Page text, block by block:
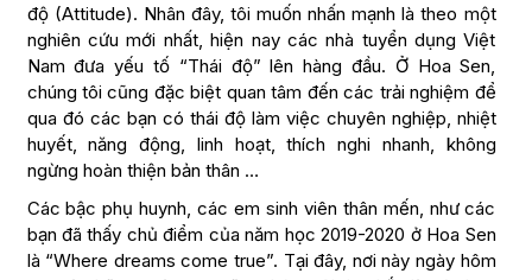
độ (Attitude). Nhân đây, tôi muốn nhấn mạnh là theo một
nghiên cứu mới nhất, hiện nay các nhà tuyển dụng Việt
Nam đưa yếu tố “Thái độ” lên hàng đầu. Ở Hoa Sen,
chúng tôi cũng đặc biệt quan tâm đến các trải nghiệm để
qua đó các bạn có thái độ làm việc chuyên nghiệp, nhiệt
huyết, năng động, linh hoạt, thích nghi nhanh, không
ngừng hoàn thiện bản thân …
Các bậc phụ huynh, các em sinh viên thân mến, như các
bạn đã thấy chủ điểm của năm học 2019-2020 ở Hoa Sen
là “Where dreams come true”. Tại đây, nơi này ngày hôm